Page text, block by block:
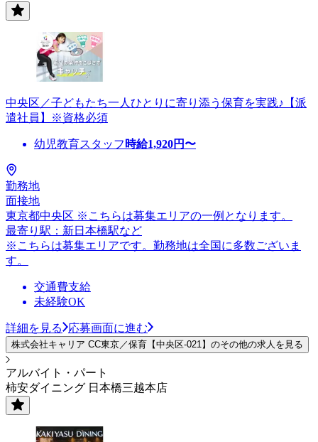
中央区／子どもたち一人ひとりに寄り添う保育を実践♪【派
遣社員】※資格必須
幼児教育スタッフ 時給1,920円〜
勤務地
面接地
東京都中央区 ※こちらは募集エリアの一例となります。
最寄り駅：新日本橋駅など
※こちらは募集エリアです。勤務地は全国に多数ございま
す。
交通費支給
未経験OK
詳細を見る 応募画面に進む
株式会社キャリア CC東京／保育【中央区-021】のその他の求人を見る
アルバイト・パート
柿安ダイニング 日本橋三越本店